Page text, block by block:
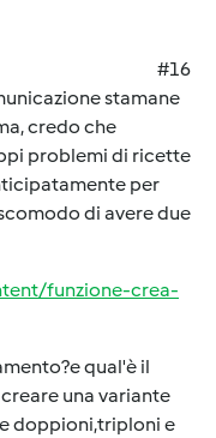
#16
stamane
credo che
problemi di ricette
per
di avere due
funzione-crea-
qual'è il
una variante
doppioni,triploni e